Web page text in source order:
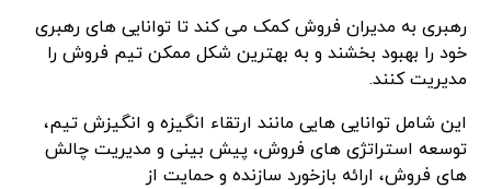
رهبری به مدیران فروش کمک می کند تا توانایی های رهبری
خود را بهبود بخشند و به بهترین شکل ممکن تیم فروش را
مدیریت کنند.
این شامل توانایی هایی مانند ارتقاء انگیزه و انگیزش تیم،
توسعه استراتژی های فروش، پیش بینی و مدیریت چالش
های فروش، ارائه بازخورد سازنده و حمایت از